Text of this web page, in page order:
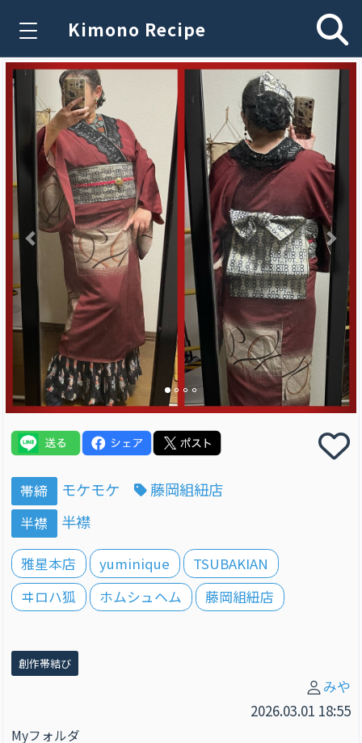
Kimono Recipe
Previous
帯締 モケモケ 藤岡組紐店
半襟 半襟
雅星本店 yuminique
TSUBAKIAN
ヰロハ狐
ホムシュヘム 藤岡組紐店
創作帯結び
みや
2026.03.01 18:55
Myフォルダ